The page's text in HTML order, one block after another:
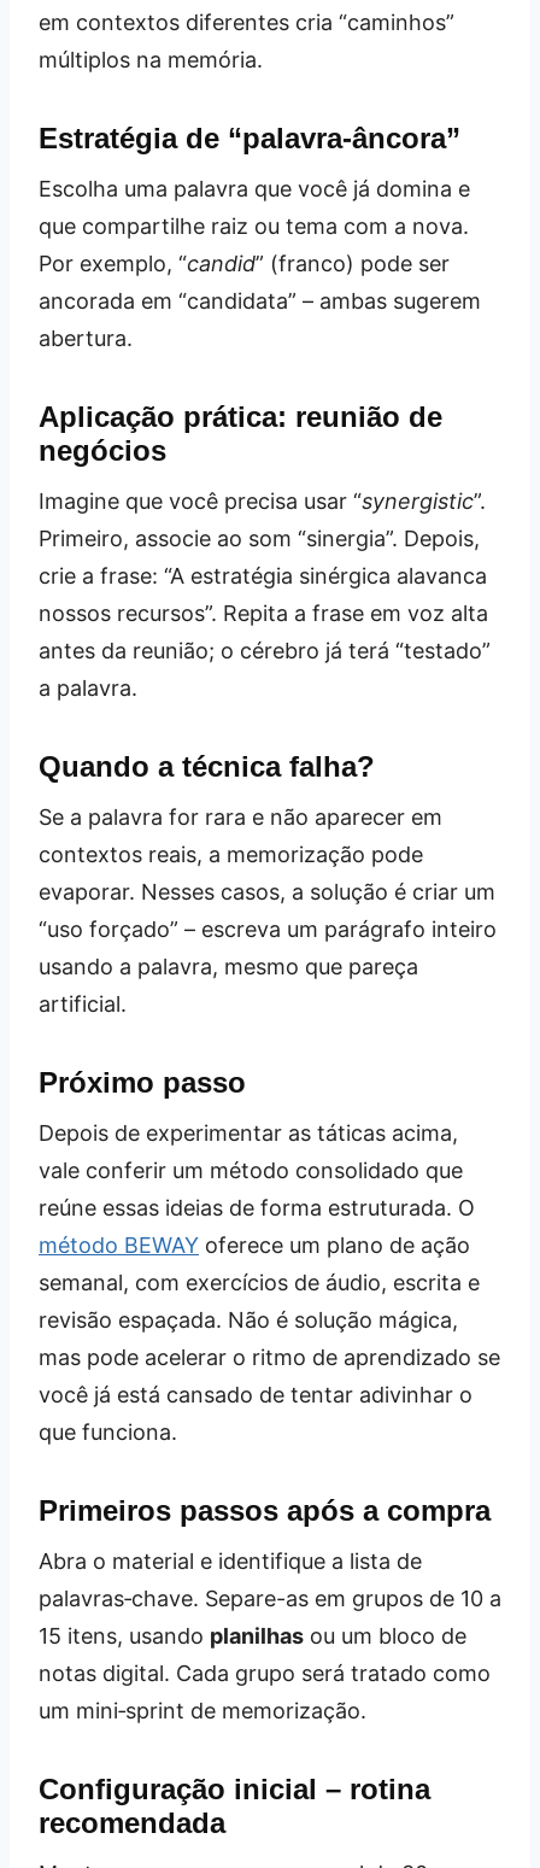
em contextos diferentes cria “caminhos”
múltiplos na memória.
Estratégia de “palavra‑âncora”
Escolha uma palavra que você já domina e
que compartilhe raiz ou tema com a nova.
Por exemplo, “candid” (franco) pode ser
ancorada em “candidata” – ambas sugerem
abertura.
Aplicação prática: reunião de
negócios
Imagine que você precisa usar “synergistic”.
Primeiro, associe ao som “sinergia”. Depois,
crie a frase: “A estratégia sinérgica alavanca
nossos recursos”. Repita a frase em voz alta
antes da reunião; o cérebro já terá “testado”
a palavra.
Quando a técnica falha?
Se a palavra for rara e não aparecer em
contextos reais, a memorização pode
evaporar. Nesses casos, a solução é criar um
“uso forçado” – escreva um parágrafo inteiro
usando a palavra, mesmo que pareça
artificial.
Próximo passo
Depois de experimentar as táticas acima,
vale conferir um método consolidado que
reúne essas ideias de forma estruturada. O
método BEWAY oferece um plano de ação
semanal, com exercícios de áudio, escrita e
revisão espaçada. Não é solução mágica,
mas pode acelerar o ritmo de aprendizado se
você já está cansado de tentar adivinhar o
que funciona.
Primeiros passos após a compra
Abra o material e identifique a lista de
palavras‑chave. Separe-as em grupos de 10 a
15 itens, usando planilhas ou um bloco de
notas digital. Cada grupo será tratado como
um mini‑sprint de memorização.
Configuração inicial – rotina
recomendada